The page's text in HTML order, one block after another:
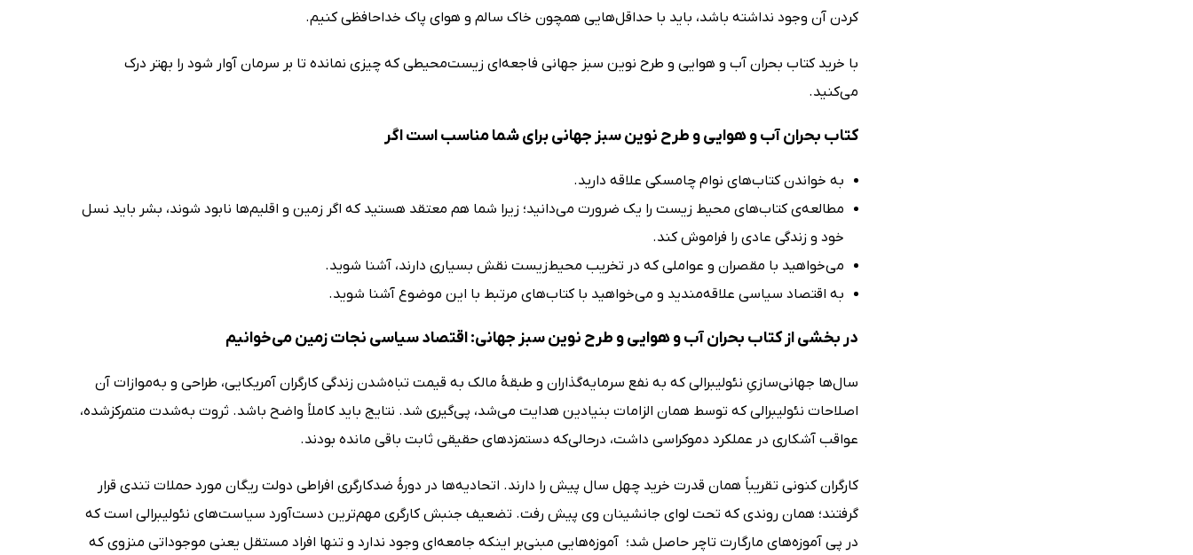
کردن آن وجود نداشته باشد، باید با حداقل‌هایی همچون خاک سالم و هوای پاک خداحافظی کنیم.
با خرید کتاب بحران آب و هوایی و طرح نوین سبز جهانی فاجعه‌ای زیست‌محیطی که چیزی نمانده تا بر سرمان آوار شود را بهتر درک
می‌کنید.
کتاب بحران آب و هوایی و طرح نوین سبز جهانی برای شما مناسب است اگر
به خواندن کتاب‌های نوام چامسکی علاقه دارید.
مطالعه‌ی کتاب‌های محیط زیست را یک ضرورت می‌دانید؛ زیرا شما هم معتقد هستید که اگر زمین و اقلیم‌ها نابود شوند، بشر باید نسل
خود و زندگی عادی را فراموش کند.
می‌خواهید با مقصران و عواملی که در تخریب محیط‌زیست نقش بسیاری دارند، آشنا شوید.
به اقتصاد سیاسی علاقه‌مندید و می‌خواهید با کتاب‌های مرتبط با این موضوع آشنا شوید.
در بخشی از کتاب بحران آب و هوایی و طرح نوین سبز جهانی: اقتصاد سیاسی نجات زمین می‌خوانیم
سال‌ها جهانی‌سازیِ نئولیبرالی که به‌ نفع سرمایه‌گذاران و طبقۀ مالک به ‌قیمت تباه‌شدن زندگی کارگران آمریکایی، طراحی و به‌موازات آن
اصلاحات نئولیبرالی که توسط همان الزامات بنیادین هدایت می‌شد، پی‌گیری شد. نتایج باید کاملاً واضح باشد. ثروت به‌شدت متمرکز‌شده،
عواقب آشکاری در عملکرد دموکراسی داشت، درحالی‌که دستمزدهای حقیقی ثابت باقی مانده بودند.
کارگران کنونی تقریباً همان قدرت خرید چهل سال پیش را دارند. اتحادیه‌ها در دورۀ ضد‌کارگری افراطی دولت ریگان مورد حملات تندی قرار
گرفتند؛ همان روندی که تحت لوای جانشینان وی پیش رفت. تضعیف جنبش کارگری مهم‌ترین دست‌آورد سیاست‌های نئولیبرالی است که
در پی آموزه‌های مارگارت تاچر حاصل شد؛ ‌ آموزه‌هایی مبنی‌بر اینکه جامعه‌ای وجود ندارد و تنها افراد مستقل یعنی موجوداتی منزوی که